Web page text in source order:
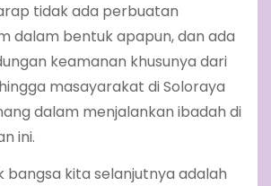
tidak ada perbuatan
dalam bentuk apapun, dan ada
keamanan khusunya dari
masayarakat di Soloraya
dalam menjalankan ibadah di
ini.
bangsa kita selanjutnya adalah